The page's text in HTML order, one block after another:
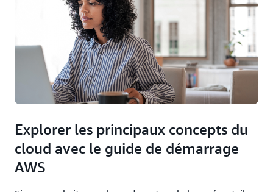
Explorer les principaux concepts du
cloud avec le guide de démarrage
AWS